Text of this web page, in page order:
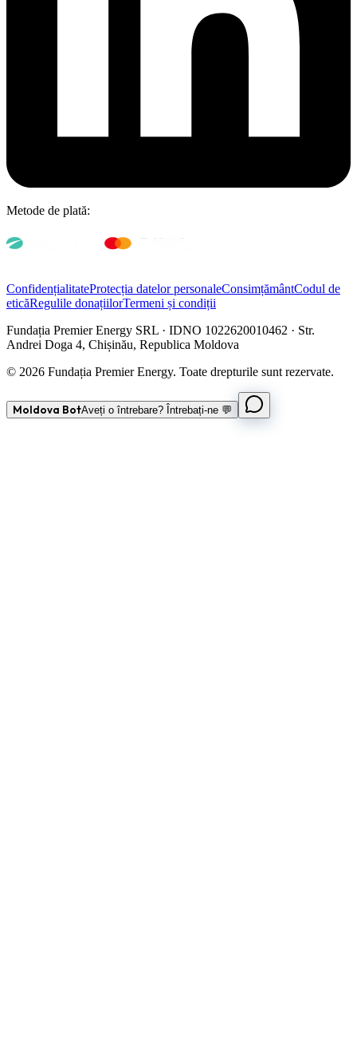
Metode de plată:
ConfidențialitateProtecția datelor personaleConsimțământCodul de
eticăRegulile donațiilorTermeni și condiții
Fundația Premier Energy SRL · IDNO 1022620010462 · Str.
Andrei Doga 4, Chișinău, Republica Moldova
© 2026 Fundația Premier Energy. Toate drepturile sunt rezervate.
Moldova BotAveți o întrebare? Întrebați-ne 💬